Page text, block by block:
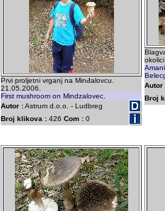
Prvi proljetni vrganj na Minđalovcu.
21.05.2006.
First mushroom on Mindzalovec.
Autor :Astrum d.o.o. - Ludbreg
Broj klikova : 426 Com : 0
Autor
Broj